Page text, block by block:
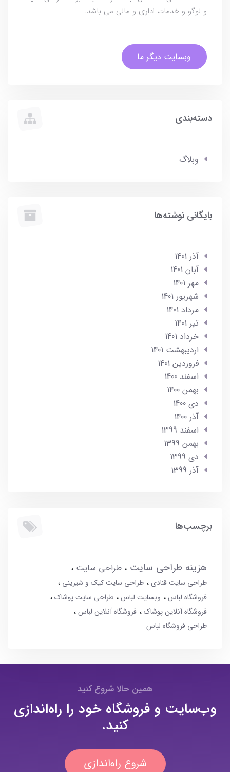
و لوگو و خدمات اداری و مالی می باشد.
وبسایت دیگر ما
دسته‌بندی
وبلاگ
بایگانی نوشته‌ها
آذر 1401
آبان 1401
مهر 1401
شهریور 1401
مرداد 1401
تير 1401
خرداد 1401
ارديبهشت 1401
فروردین 1401
اسفند 1400
بهمن 1400
دی 1400
آذر 1400
اسفند 1399
بهمن 1399
دی 1399
آذر 1399
برچسب‌ها
هزینه طراحی سایت طراحی سایت
طراحی سایت قنادی
طراحی سایت کیک و شیرینی
فروشگاه لباس
وبسایت لباس
طراحی سایت پوشاک
فروشگاه آنلاین پوشاک
فروشگاه آنلاین لباس
طراحی فروشگاه لباس
همین حالا شروع کنید
وب‌سایت و فروشگاه خود را راه‌اندازی
کنید.
شروع راه‌اندازی